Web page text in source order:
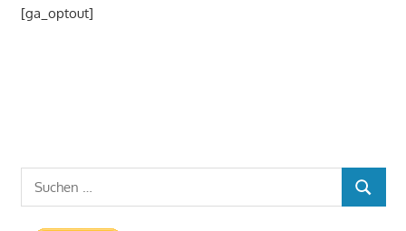
[ga_optout]
Suchen
nach:
SUCHEN